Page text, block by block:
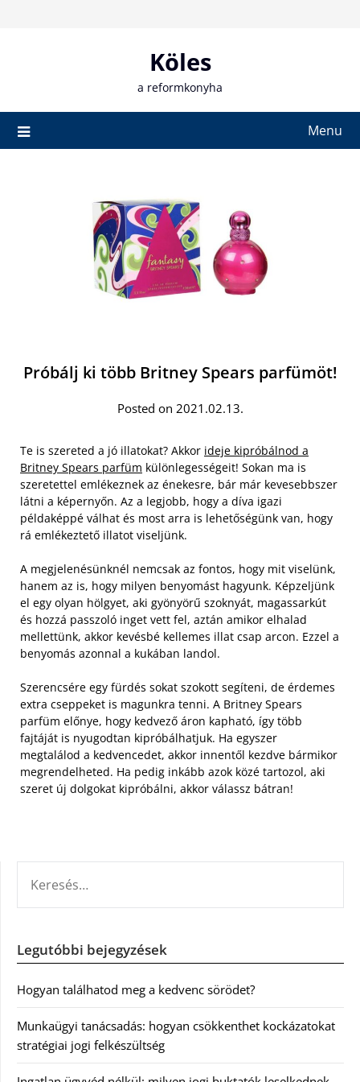
Köles
a reformkonyha
Menu
Próbálj ki több Britney Spears parfümöt!
Posted on 2021.02.13.
Te is szereted a jó illatokat? Akkor ideje kipróbálnod a
Britney Spears parfüm különlegességeit! Sokan ma is
szeretettel emlékeznek az énekesre, bár már kevesebbszer
látni a képernyőn. Az a legjobb, hogy a díva igazi
példaképpé válhat és most arra is lehetőségünk van, hogy
rá emlékeztető illatot viseljünk.
A megjelenésünknél nemcsak az fontos, hogy mit viselünk,
hanem az is, hogy milyen benyomást hagyunk. Képzeljünk
el egy olyan hölgyet, aki gyönyörű szoknyát, magassarkút
és hozzá passzoló inget vett fel, aztán amikor elhalad
mellettünk, akkor kevésbé kellemes illat csap arcon. Ezzel a
benyomás azonnal a kukában landol.
Szerencsére egy fürdés sokat szokott segíteni, de érdemes
extra cseppeket is magunkra tenni. A Britney Spears
parfüm előnye, hogy kedvező áron kapható, így több
fajtáját is nyugodtan kipróbálhatjuk. Ha egyszer
megtalálod a kedvencedet, akkor innentől kezdve bármikor
megrendelheted. Ha pedig inkább azok közé tartozol, aki
szeret új dolgokat kipróbálni, akkor válassz bátran!
Legutóbbi bejegyzések
Hogyan találhatod meg a kedvenc sörödet?
Munkaügyi tanácsadás: hogyan csökkenthet kockázatokat
stratégiai jogi felkészültség